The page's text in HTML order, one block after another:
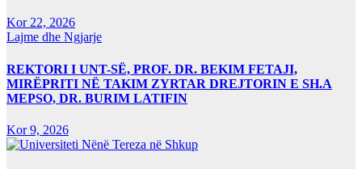
Kor 22, 2026
Lajme dhe Ngjarje
REKTORI I UNT-SË, PROF. DR. BEKIM FETAJI,
MIRËPRITI NË TAKIM ZYRTAR DREJTORIN E SH.A
MEPSO, DR. BURIM LATIFIN
Kor 9, 2026